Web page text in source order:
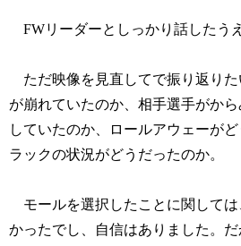
FWリーダーとしっかり話したう
ただ映像を見直してで振り返り
が崩れていたのか、相手選手がか
していたのか、ロールアウェーが
ラックの状況がどうだったのか。
モールを選択したことに関しては
かったでし、自信はありました。